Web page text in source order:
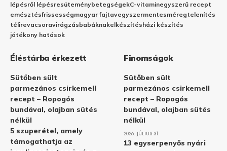
lépésről lépésresüteménybetegségekC-vitaminegyszerű recept
emésztésfrissességmagyar fajtavegyszermentesméregtelenítés
télirevacsoravirágzásbabáknakelkészítésházi készítés
jótékony hatások
Éléstárba érkezett
Sütőben sült
parmezános csirkemell
recept – Ropogós
bundával, olajban sütés
nélkül
5 szuperétel, amely
támogathatja az
Finomságok
Sütőben sült
parmezános csirkemell
recept – Ropogós
bundával, olajban sütés
nélkül
2026. JÚLIUS 31.
13 egyserpenyős nyári